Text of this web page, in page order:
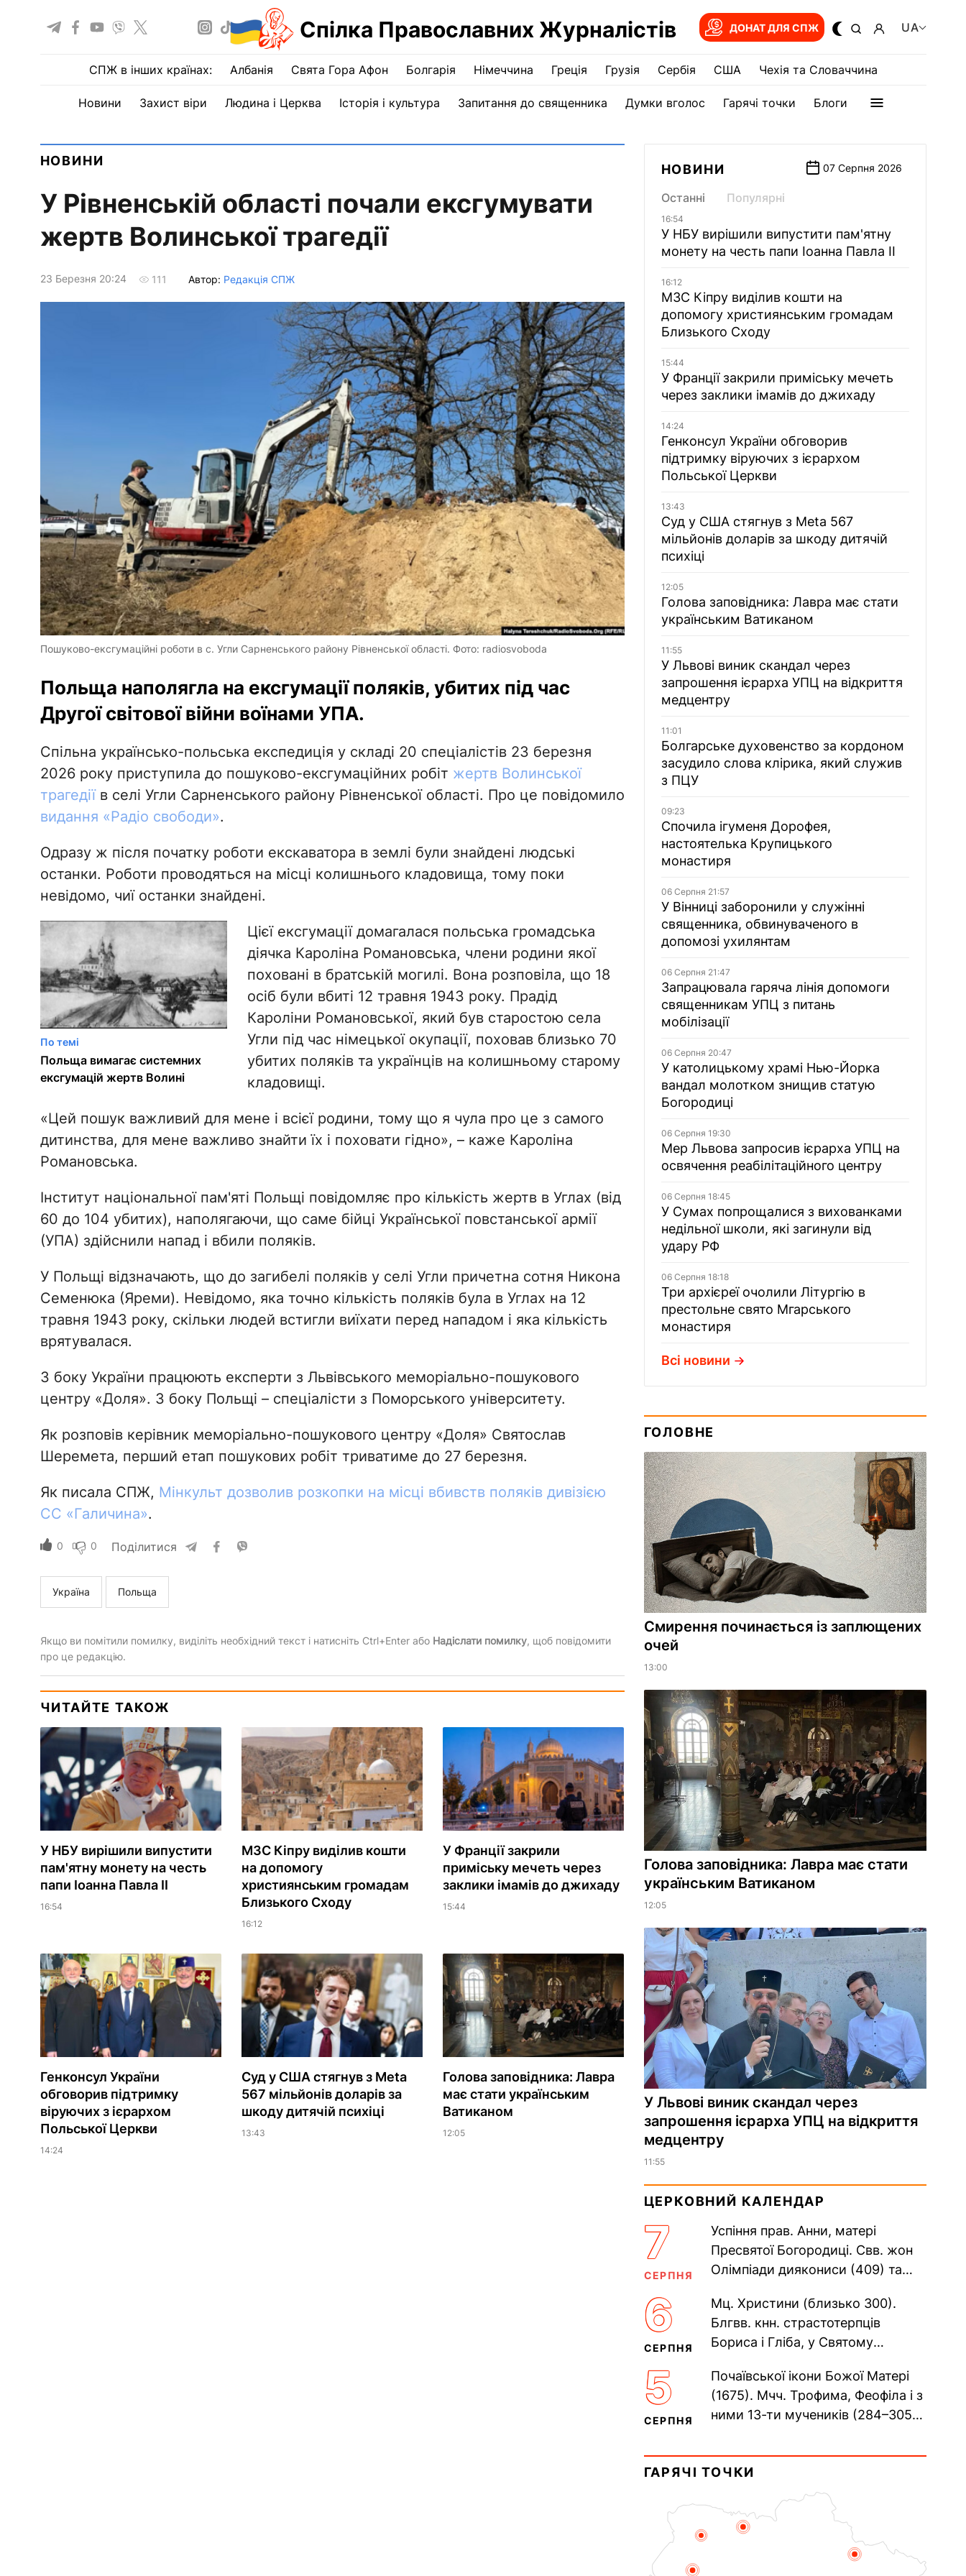
Спілка Православних Журналістів ДОНАТ ДЛЯ СПЖ UA
СПЖ в інших країнах: Албанія Свята Гора Афон Болгарія Німеччина Греція Грузія Сербія США Чехія та Словаччина
Новини Захист віри Людина і Церква Історія і культура Запитання до священника Думки вголос Гарячі точки Блоги
НОВИНИ
У Рівненській області почали ексгумувати
жертв Волинської трагедії
23 Березня 20:24 111 Автор: Редакція СПЖ
Пошуково-ексгумаційні роботи в с. Угли Сарненського району Рівненської області. Фото: radiosvoboda
Польща наполягла на ексгумації поляків, убитих під час
Другої світової війни воїнами УПА.
Спільна українсько-польська експедиція у складі 20 спеціалістів 23 березня
2026 року приступила до пошуково-ексгумаційних робіт жертв Волинської
трагедіїв селі Угли Сарненського району Рівненської області. Про це повідомило
видання «Радіо свободи».
Одразу ж після початку роботи екскаватора в землі були знайдені людські
останки. Роботи проводяться на місці колишнього кладовища, тому поки
невідомо, чиї останки знайдені.
По темі
Польща вимагає системних
ексгумацій жертв Волині
Цієї ексгумації домагалася польська громадська
діячка Кароліна Романовська, члени родини якої
поховані в братській могилі. Вона розповіла, що 18
осіб були вбиті 12 травня 1943 року. Прадід
Кароліни Романовської, який був старостою села
Угли під час німецької окупації, поховав близько 70
убитих поляків та українців на колишньому старому
кладовищі.
«Цей пошук важливий для мене і всієї родини, тому що я чула про це з самого
дитинства, для мене важливо знайти їх і поховати гідно», – каже Кароліна
Романовська.
Інститут національної пам'яті Польщі повідомляє про кількість жертв в Углах (від
60 до 104 убитих), наполягаючи, що саме бійці Української повстанської армії
(УПА) здійснили напад і вбили поляків.
У Польщі відзначають, що до загибелі поляків у селі Угли причетна сотня Никона
Семенюка (Яреми). Невідомо, яка точно кількість поляків була в Углах на 12
травня 1943 року, скільки людей встигли виїхати перед нападом і яка кількість
врятувалася.
З боку України працюють експерти з Львівського меморіально-пошукового
центру «Доля». З боку Польщі – спеціалісти з Поморського університету.
Як розповів керівник меморіально-пошукового центру «Доля» Святослав
Шеремета, перший етап пошукових робіт триватиме до 27 березня.
Як писала СПЖ, Мінкульт дозволив розкопки на місці вбивств поляків дивізією
СС «Галичина».
0 0 Поділитися
Україна Польща
Якщо ви помітили помилку, виділіть необхідний текст і натисніть Ctrl+Enter або Надіслати помилку, щоб повідомити
про це редакцію.
ЧИТАЙТЕ ТАКОЖ
У НБУ вирішили випустити
пам'ятну монету на честь
папи Іоанна Павла II
16:54
МЗС Кіпру виділив кошти
на допомогу
християнським громадам
Близького Сходу
16:12
У Франції закрили
приміську мечеть через
заклики імамів до джихаду
15:44
Генконсул України
обговорив підтримку
віруючих з ієрархом
Польської Церкви
14:24
Суд у США стягнув з Meta
567 мільйонів доларів за
шкоду дитячій психіці
13:43
Голова заповідника: Лавра
має стати українським
Ватиканом
12:05
НОВИНИ 07 Серпня 2026
Останні Популярні
16:54
У НБУ вирішили випустити пам'ятну
монету на честь папи Іоанна Павла II
16:12
МЗС Кіпру виділив кошти на
допомогу християнським громадам
Близького Сходу
15:44
У Франції закрили приміську мечеть
через заклики імамів до джихаду
14:24
Генконсул України обговорив
підтримку віруючих з ієрархом
Польської Церкви
13:43
Суд у США стягнув з Meta 567
мільйонів доларів за шкоду дитячій
психіці
12:05
Голова заповідника: Лавра має стати
українським Ватиканом
11:55
У Львові виник скандал через
запрошення ієрарха УПЦ на відкриття
медцентру
11:01
Болгарське духовенство за кордоном
засудило слова клірика, який служив
з ПЦУ
09:23
Спочила ігуменя Дорофея,
настоятелька Крупицького
монастиря
06 Серпня 21:57
У Вінниці заборонили у служінні
священника, обвинуваченого в
допомозі ухилянтам
06 Серпня 21:47
Запрацювала гаряча лінія допомоги
священникам УПЦ з питань
мобілізації
06 Серпня 20:47
У католицькому храмі Нью-Йорка
вандал молотком знищив статую
Богородиці
06 Серпня 19:30
Мер Львова запросив ієрарха УПЦ на
освячення реабілітаційного центру
06 Серпня 18:45
У Сумах попрощалися з вихованками
недільної школи, які загинули від
удару РФ
06 Серпня 18:18
Три архієреї очолили Літургію в
престольне свято Мгарського
монастиря
Всі новини
ГОЛОВНЕ
Смирення починається із заплющених
очей
13:00
Голова заповідника: Лавра має стати
українським Ватиканом
12:05
У Львові виник скандал через
запрошення ієрарха УПЦ на відкриття
медцентру
11:55
ЦЕРКОВНИЙ КАЛЕНДАР
7
СЕРПНЯ
Успіння прав. Анни, матері
Пресвятої Богородиці. Свв. жон
Олімпіади диякониси (409) та
Пам’ять V Вселенського...
6
СЕРПНЯ
Мц. Христини (близько 300).
Блгвв. кнн. страстотерпців
Бориса і Гліба, у Святому
Прп. Полікарпа, архімандрита...
5
СЕРПНЯ
Почаївської ікони Божої Матері
(1675). Мчч. Трофима, Феофіла і з
ними 13-ти мучеників (284–305).
Равенійського (близько 75)....
ГАРЯЧІ ТОЧКИ